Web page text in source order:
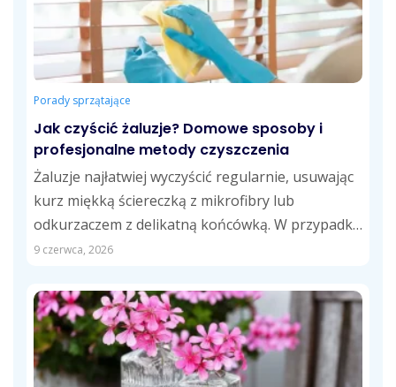
Porady sprzątające
Jak czyścić żaluzje? Domowe sposoby i
profesjonalne metody czyszczenia
Żaluzje najłatwiej wyczyścić regularnie, usuwając
kurz miękką ściereczką z mikrofibry lub
odkurzaczem z delikatną końcówką. W przypadku
tłustych zabrudzeń skuteczne...
9 czerwca, 2026